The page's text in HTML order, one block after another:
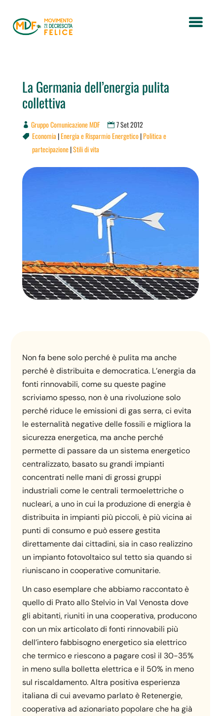
La Germania dell’energia pulita
collettiva
Gruppo Comunicazione MDF 7 Set 2012
 Economia |Energia e Risparmio Energetico|Politica e
partecipazione|Stili di vita
Non fa bene solo perché è pulita ma anche
perché è distribuita e democratica. L’energia da
fonti rinnovabili, come su queste pagine
scriviamo spesso, non è una rivoluzione solo
perché riduce le emissioni di gas serra, ci evita
le esternalità negative delle fossili e migliora la
sicurezza energetica, ma anche perché
permette di passare da un sistema energetico
centralizzato, basato su grandi impianti
concentrati nelle mani di grossi gruppi
industriali come le centrali termoelettriche o
nucleari, a uno in cui la produzione di energia è
distribuita in impianti più piccoli, è più vicina ai
punti di consumo e può essere gestita
direttamente dai cittadini, sia in caso realizzino
un impianto fotovoltaico sul tetto sia quando si
riuniscano in cooperative comunitarie.
Un caso esemplare che abbiamo raccontato è
quello di Prato allo Stelvio in Val Venosta dove
gli abitanti, riuniti in una cooperativa, producono
con un mix articolato di fonti rinnovabili più
dell’intero fabbisogno energetico sia elettrico
che termico e riescono a pagare così il 30-35%
in meno sulla bolletta elettrica e il 50% in meno
sul riscaldamento. Altra positiva esperienza
italiana di cui avevamo parlato è Retenergie,
cooperativa ad azionariato popolare che ha già